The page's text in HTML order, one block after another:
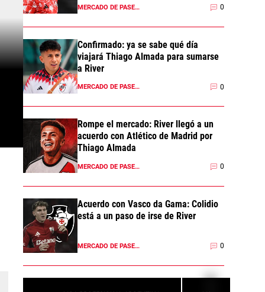
MERCADO DE PASES 2026 0
Confirmado: ya se sabe qué día
viajará Thiago Almada para sumarse
a River
MERCADO DE PASES 2026 0
Rompe el mercado: River llegó a un
acuerdo con Atlético de Madrid por
Thiago Almada
MERCADO DE PASES 2026 0
Acuerdo con Vasco da Gama: Colidio
está a un paso de irse de River
MERCADO DE PASES 2026 0